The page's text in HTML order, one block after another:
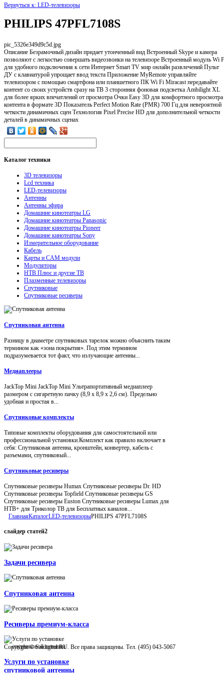
Вернуться к: LED-телевизоры
PHILIPS 47PFL7108S
pic_5326e349d9c5d.jpg
Описание Безрамочный дизайн придает утонченный вид Встроенный Skype и камера
позволяют с легкостью совершать видеозвонки на телевизоре Встроенный модуль Wi
для удобного подключения к сети Интернет Smart TV мир онлайн развлечений Пульт
ДУ с клавиатурой упрощает ввод текста Приложение MyRemote управляйте
телевизором с помощью смартфона или планшетного ПК Wi Fi Miracast передавайте
контент со своих устройств сразу на ТВ 3 сторонняя фоновая подсветка Ambilight XL
для более ярких впечатлений от просмотра Очки Easy 3D для комфортного просмотра
контента в формате 3D Показатель Perfect Motion Rate (PMR) 700 Гц для невероятной
четкости динамичных сцен Технология Pixel Precise HD для дополнительной четкости
деталей в динамичных сценах
Каталогтехники
3D телевизоры
Lcd техника
LED-телевизоры
Антенны
Антенны эфира
Домашние кинотеатры LG
Домашние кинотеатры Panasonic
Домашние кинотеатры Pioneer
Домашние кинотеатры Sony
Измерительное оборудование
Кабель
Карты и CAM модули
Модуляторы
НТВ Плюс и другие ТВ
Плазменные телевизоры
Спутниковые
Спутниковые ресиверы
Спутниковая антенна
Разницу в диаметре спутниковых тарелок можно объяснить таким
термином как «зона покрытия». Под этим термином
подразумевается тот факт, что излучающие антенны...
Медиаплееры
JackTop Mini JackTop Mini Ультрапортативный медиаплеер
размером с сигаретную пачку (8,9 x 8,9 x 2,6 см). Предельно
удобная и простая в...
Спутниковые комплекты
Типовые комплекты оборудования для самостоятельной или
профессиональной установки.Комплект как правило включает в
себя: Спутниковая антенна, кронштейн, конвертер, кабель с
разъемами, спутниковый...
Спутниковые ресиверы
Спутниковые ресиверы Humax Спутниковые ресиверы Dr. HD
Спутниковые ресиверы Topfield Спутниковые ресиверы GS
Спутниковые ресиверы Euston Спутниковые ресиверы Lumax для
НТВ+ для Триколор ТВ для Бесплатных каналов...
ГлавнаяКаталогLED-телевизорыPHILIPS 47PFL7108S
слайдер статей2
Задачи ресивера
Спутниковая антенна
Ресиверы премиум-класса
Услуги по установке
спутниковой антенны
Copyright © Satdigital.RU. Все права защищены. Тел. (495) 043-5067